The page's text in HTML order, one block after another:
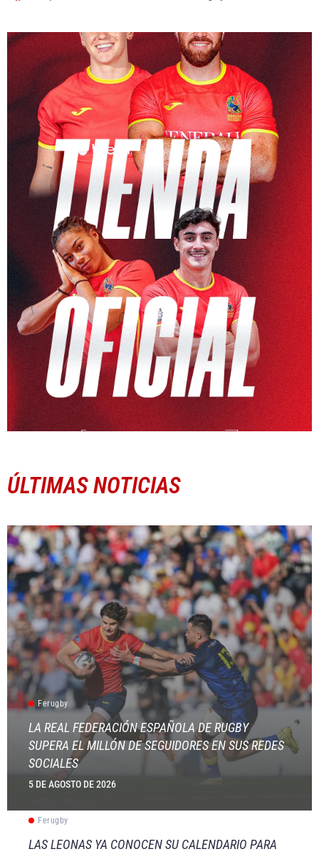
ÚLTIMAS NOTICIAS
Ferugby
LA REAL FEDERACIÓN ESPAÑOLA DE RUGBY
SUPERA EL MILLÓN DE SEGUIDORES EN SUS REDES
SOCIALES
5 DE AGOSTO DE 2026
Ferugby
LAS LEONAS YA CONOCEN SU CALENDARIO PARA